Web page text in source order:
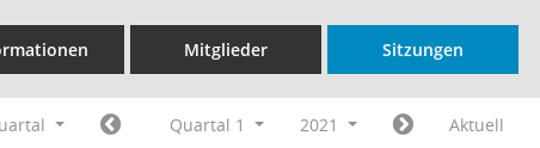
Mitglieder Sitzungen
Quartal 1 2021 Aktuell